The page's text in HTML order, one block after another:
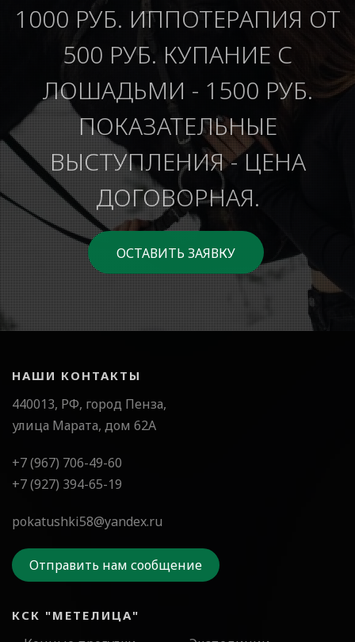
1000 РУБ. ИППОТЕРАПИЯ ОТ
500 РУБ. КУПАНИЕ С
ЛОШАДЬМИ - 1500 РУБ.
ПОКАЗАТЕЛЬНЫЕ
ВЫСТУПЛЕНИЯ - ЦЕНА
ДОГОВОРНАЯ.
ОСТАВИТЬ ЗАЯВКУ
НАШИ КОНТАКТЫ
440013, РФ, город Пенза,
улица Марата, дом 62А
+7 (967) 706-49-60
+7 (927) 394-65-19
pokatushki58@yandex.ru
Отправить нам сообщение
КСК "МЕТЕЛИЦА"